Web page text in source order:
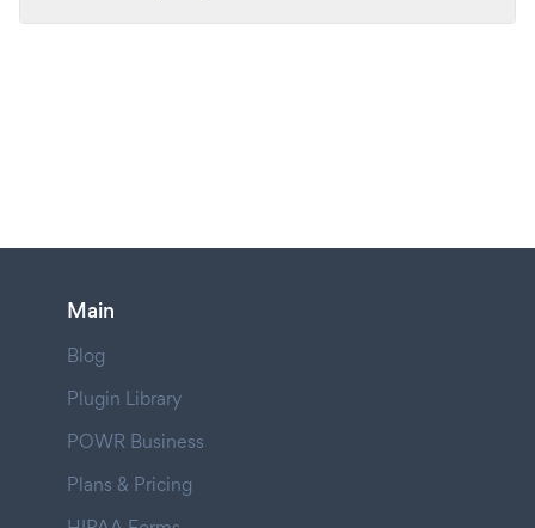
Main
Blog
Plugin Library
POWR Business
Plans & Pricing